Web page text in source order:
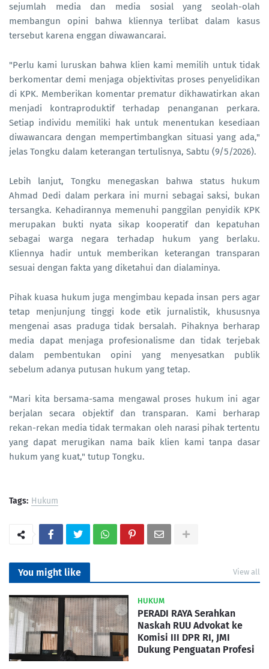
sejumlah media dan media sosial yang seolah-olah
membangun opini bahwa kliennya terlibat dalam kasus
tersebut karena enggan diwawancarai.
"Perlu kami luruskan bahwa klien kami memilih untuk tidak
berkomentar demi menjaga objektivitas proses penyelidikan
di KPK. Memberikan komentar prematur dikhawatirkan akan
menjadi kontraproduktif terhadap penanganan perkara.
Setiap individu memiliki hak untuk menentukan kesediaan
diwawancara dengan mempertimbangkan situasi yang ada,"
jelas Tongku dalam keterangan tertulisnya, Sabtu (9/5/2026).
Lebih lanjut, Tongku menegaskan bahwa status hukum
Ahmad Dedi dalam perkara ini murni sebagai saksi, bukan
tersangka. Kehadirannya memenuhi panggilan penyidik KPK
merupakan bukti nyata sikap kooperatif dan kepatuhan
sebagai warga negara terhadap hukum yang berlaku.
Kliennya hadir untuk memberikan keterangan transparan
sesuai dengan fakta yang diketahui dan dialaminya.
Pihak kuasa hukum juga mengimbau kepada insan pers agar
tetap menjunjung tinggi kode etik jurnalistik, khususnya
mengenai asas praduga tidak bersalah. Pihaknya berharap
media dapat menjaga profesionalisme dan tidak terjebak
dalam pembentukan opini yang menyesatkan publik
sebelum adanya putusan hukum yang tetap.
"Mari kita bersama-sama mengawal proses hukum ini agar
berjalan secara objektif dan transparan. Kami berharap
rekan-rekan media tidak termakan oleh narasi pihak tertentu
yang dapat merugikan nama baik klien kami tanpa dasar
hukum yang kuat," tutup Tongku.
Tags: Hukum
You might like View all
HUKUM
PERADI RAYA Serahkan
Naskah RUU Advokat ke
Komisi III DPR RI, JMI
Dukung Penguatan Profesi